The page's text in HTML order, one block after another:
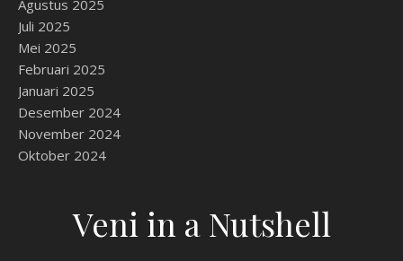
Agustus 2025
Juli 2025
Mei 2025
Februari 2025
Januari 2025
Desember 2024
November 2024
Oktober 2024
Veni in a Nutshell